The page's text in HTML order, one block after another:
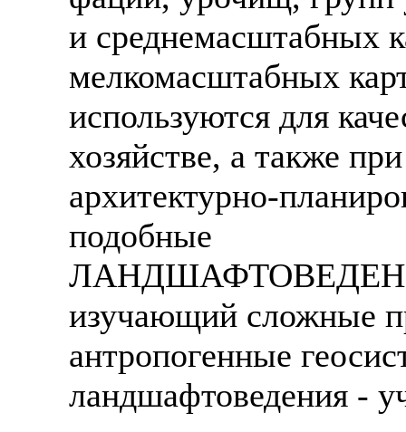
и среднемасштабных
мелкомасштабных
используются для
хозяйстве, а также
архитектурно-
подобные
ЛАНДШАФТОВЕДЕНИЕ
изучающий сложные
антропогенные
ландшафтоведения -